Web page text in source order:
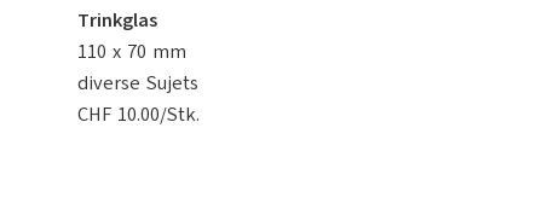
Trinkglas
110 x 70 mm
diverse Sujets
CHF 10.00/Stk.